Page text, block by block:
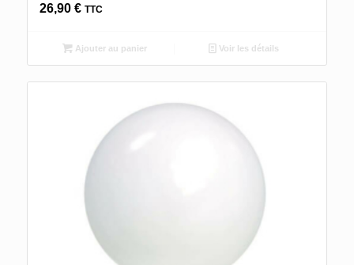
26,90 € TTC
Ajouter au panier Voir les détails